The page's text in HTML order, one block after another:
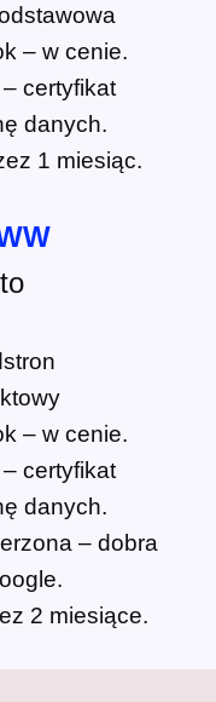
– w cenie.
certyfikat
danych.
1 miesiąc.
– w cenie.
certyfikat
danych.
– dobra
2 miesiące.